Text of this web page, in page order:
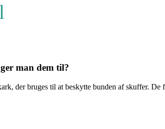
man dem til?
der bruges til at beskytte bunden af skuffer.